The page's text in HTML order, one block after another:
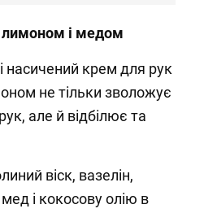
і медом
насичений крем для рук
не тільки зволожує
але й відбілює та
віск, вазелін,
і кокосову олію в